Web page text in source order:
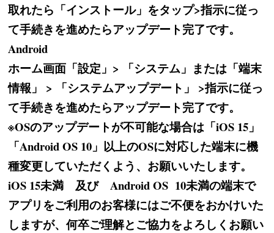
取れたら「インストール」をタップ>指示に従っ
て手続きを進めたらアップデート完了です。
Android
ホーム画面「設定」> 「システム」または「端末
情報」 > 「システムアップデート」 >指示に従っ
て手続きを進めたらアップデート完了です。
※OSのアップデートが不可能な場合は「iOS 15」
「Android OS 10」以上のOSに対応した端末に機
種変更していただくよう、お願いいたします。
iOS 15未満 及び Android OS 10未満の端末で
アプリをご利用のお客様にはご不便をおかけいた
しますが、何卒ご理解とご協力をよろしくお願い